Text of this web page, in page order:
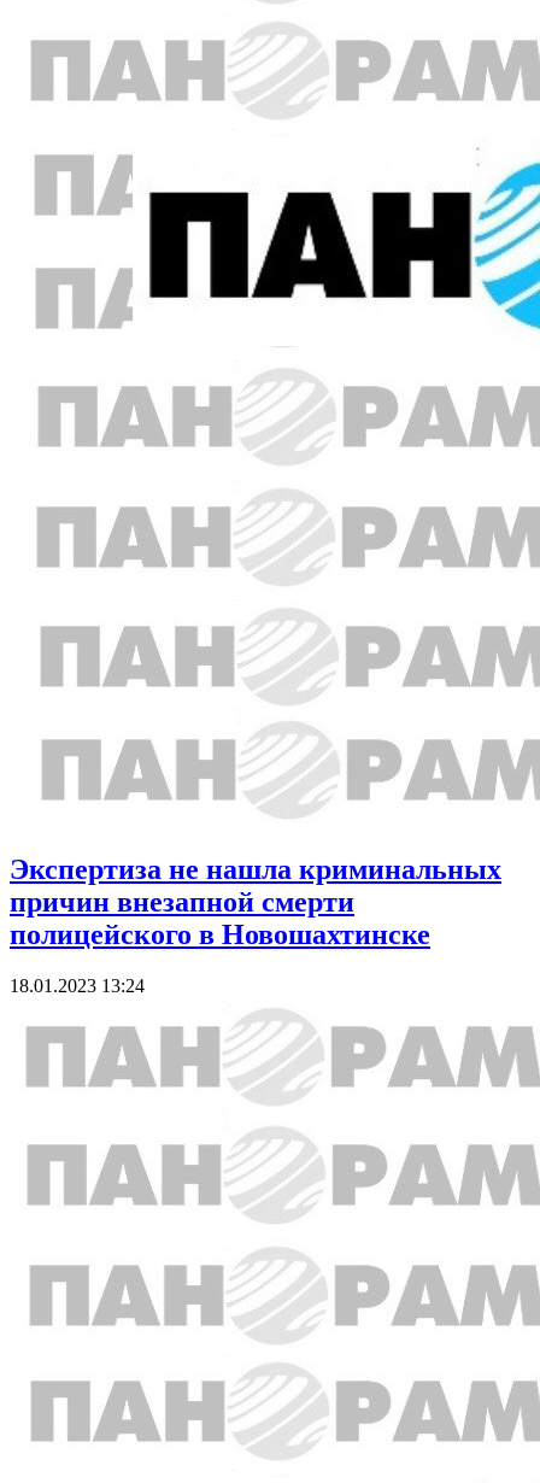
Экспертиза не нашла криминальных
причин внезапной смерти
полицейского в Новошахтинске
18.01.2023 13:24